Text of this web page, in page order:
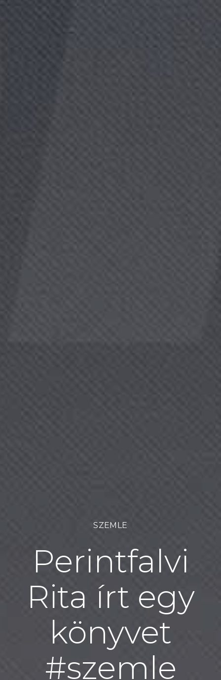
SZEMLE
Perintfalvi
Rita írt egy
könyvet
#szemle